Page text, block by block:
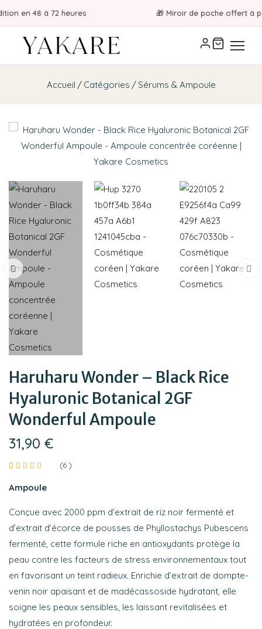
en 48 à 72 heures 🎁 Miroir de poche offert à
Accueil Catégories Sérums & Ampoule
Haruharu Wonder – Black Rice
Hyaluronic Botanical 2GF
Wonderful Ampoule
31,90 €
4.67
sur
5 basé
notations
client
(6 )
Ampoule
Conçue avec 2000 ppm d’extrait de riz noir fermenté et
d’extrait d’écorce de pousses de Phyllostachys Pubescens
fermenté, cette formule riche en antioxydants protège la
peau contre les facteurs de stress environnementaux tout
en favorisant un teint radieux. Enrichie d’extrait de dompte-
venin noir apaisant et de madécassoside hydratant, elle
soigne les peaux sensibles, les laissant revitalisées et
hydratées en profondeur.